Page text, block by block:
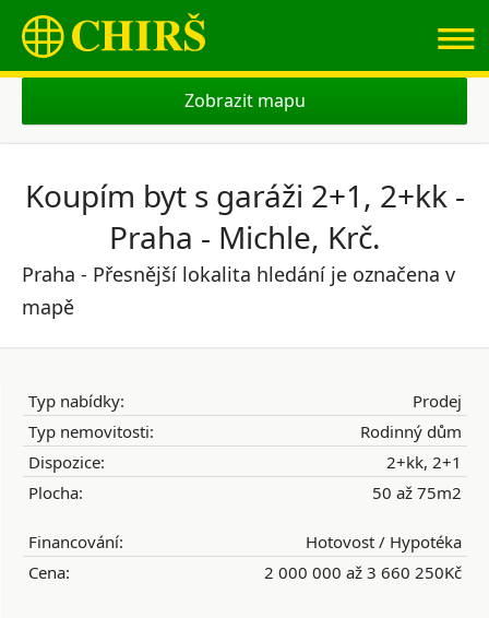
≡
Zobrazit mapu
Koupím byt s garáži 2+1, 2+kk -
Praha - Michle, Krč.
Praha - Přesnější lokalita hledání je označena v
mapě
Typ nabídky:
Prodej
Typ nemovitosti:
Rodinný dům
Dispozice:
2+kk, 2+1
Plocha:
50 až 75m2
Financování:
Hotovost / Hypotéka
Cena:
2 000 000 až 3 660 250Kč